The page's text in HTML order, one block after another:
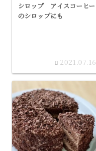
シロップ アイスコーヒー
のシロップにも
2021.07.16